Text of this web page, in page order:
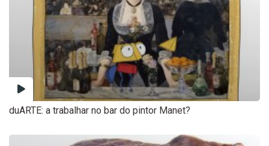
duARTE: a trabalhar no bar do pintor Manet?